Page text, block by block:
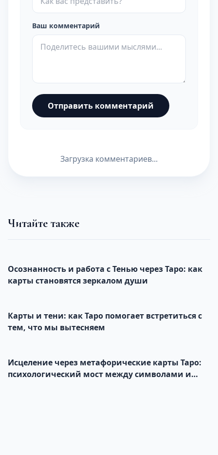
Ваш комментарий
Отправить комментарий
Загрузка комментариев...
Читайте также
Осознанность и работа с Тенью через Таро: как
карты становятся зеркалом души
Карты и тени: как Таро помогает встретиться с
тем, что мы вытесняем
Исцеление через метафорические карты Таро:
психологический мост между символами и